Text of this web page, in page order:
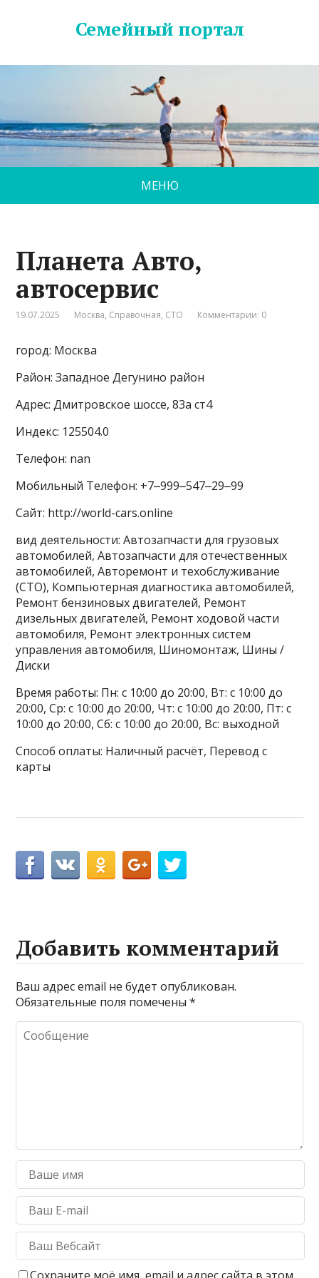
Семейный портал
МЕНЮ
Планета Авто,
автосервис
19.07.2025 Москва, Справочная, СТО Комментарии: 0
город: Москва
Район: Западное Дегунино район
Адрес: Дмитровское шоссе, 83а ст4
Индекс: 125504.0
Телефон: nan
Мобильный Телефон: +7‒999‒547‒29‒99
Сайт: http://world-cars.online
вид деятельности: Автозапчасти для грузовых
автомобилей, Автозапчасти для отечественных
автомобилей, Авторемонт и техобслуживание
(СТО), Компьютерная диагностика автомобилей,
Ремонт бензиновых двигателей, Ремонт
дизельных двигателей, Ремонт ходовой части
автомобиля, Ремонт электронных систем
управления автомобиля, Шиномонтаж, Шины /
Диски
Время работы: Пн: с 10:00 до 20:00, Вт: с 10:00 до
20:00, Ср: с 10:00 до 20:00, Чт: с 10:00 до 20:00, Пт: с
10:00 до 20:00, Сб: с 10:00 до 20:00, Вс: выходной
Способ оплаты: Наличный расчёт, Перевод с
карты
Добавить комментарий
Ваш адрес email не будет опубликован.
Обязательные поля помечены*